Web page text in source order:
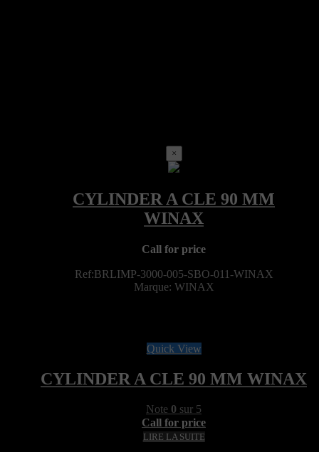
×
Call for price
Ref:BRLIMP-3000-005-SBO-011-WINAX
Marque: WINAX
Quick View
CYLINDER A CLE 90 MM WINAX
Note 0 sur 5
Call for price
LIRE LA SUITE